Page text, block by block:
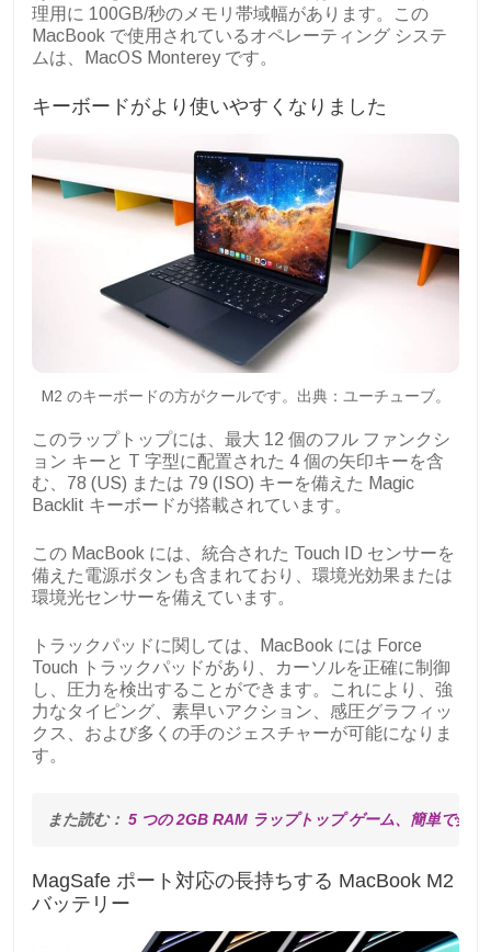
理用に 100GB/秒のメモリ帯域幅があります。この
MacBook で使用されているオペレーティング システ
ムは、MacOS Monterey です。
キーボードがより使いやすくなりました
M2 のキーボードの方がクールです。出典：ユーチューブ。
このラップトップには、最大 12 個のフル ファンクシ
ョン キーと T 字型に配置された 4 個の矢印キーを含
む、78 (US) または 79 (ISO) キーを備えた Magic
Backlit キーボードが搭載されています。
この MacBook には、統合された Touch ID センサーを
備えた電源ボタンも含まれており、環境光効果または
環境光センサーを備えています。
トラックパッドに関しては、MacBook には Force
Touch トラックパッドがあり、カーソルを正確に制御
し、圧力を検出することができます。これにより、強
力なタイピング、素早いアクション、感圧グラフィッ
クス、および多くの手のジェスチャーが可能になりま
す。
また読む： 5 つの 2GB RAM ラップトップ ゲーム、簡単で楽し
MagSafe ポート対応の長持ちする MacBook M2
バッテリー